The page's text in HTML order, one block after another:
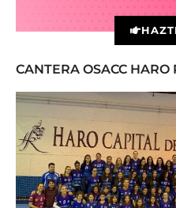
CANTERA OSACC HARO